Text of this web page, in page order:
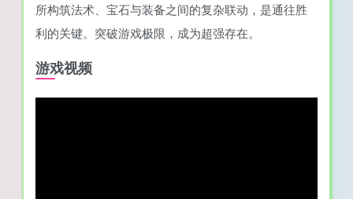
（摸鱼游戏）
所构筑法术、宝石与装备之间的复杂联动，是通往胜
利的关键。突破游戏极限，成为超强存在。
游戏视频